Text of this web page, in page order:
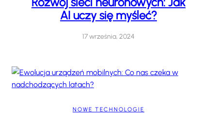
AI uczy się myśleć?
17 września, 2024
NOWE TECHNOLOGIE